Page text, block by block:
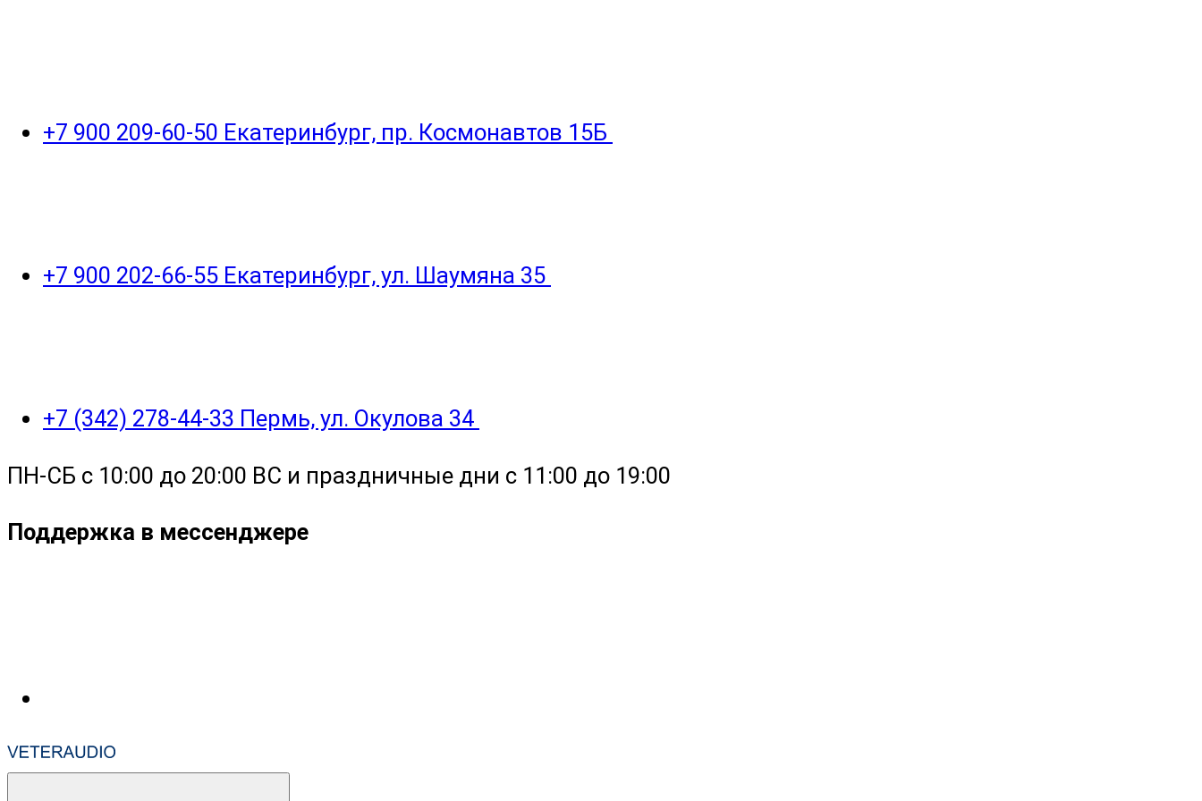
+7 900 209-60-50 Екатеринбург, пр. Космонавтов 15Б
+7 900 202-66-55 Екатеринбург, ул. Шаумяна 35
+7 (342) 278-44-33 Пермь, ул. Окулова 34
ПН-СБ с 10:00 до 20:00 ВС и праздничные дни с 11:00 до 19:00
Поддержка в мессенджере